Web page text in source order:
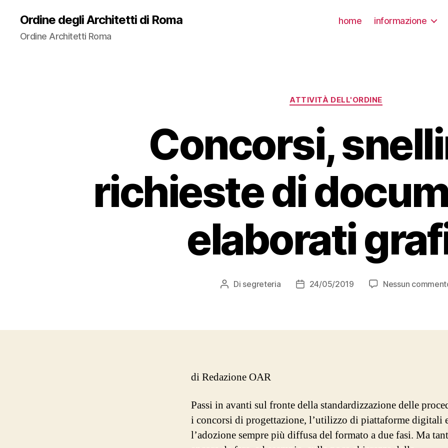
Ordine degli Architetti di Roma
Ordine Architetti Roma
home informazione
Categorie
ATTIVITÀ DELL'ORDINE
Concorsi,
richieste di
elaborati
Autore
Di segreteria
Data24/05/2019 Nessun
di Redazione OAR
Passi in avanti sul fronte della standardizzazione delle
i concorsi di progettazione, l’utilizzo di piattaforme digitali
l’adozione sempre più diffusa del formato a due fasi. Ma